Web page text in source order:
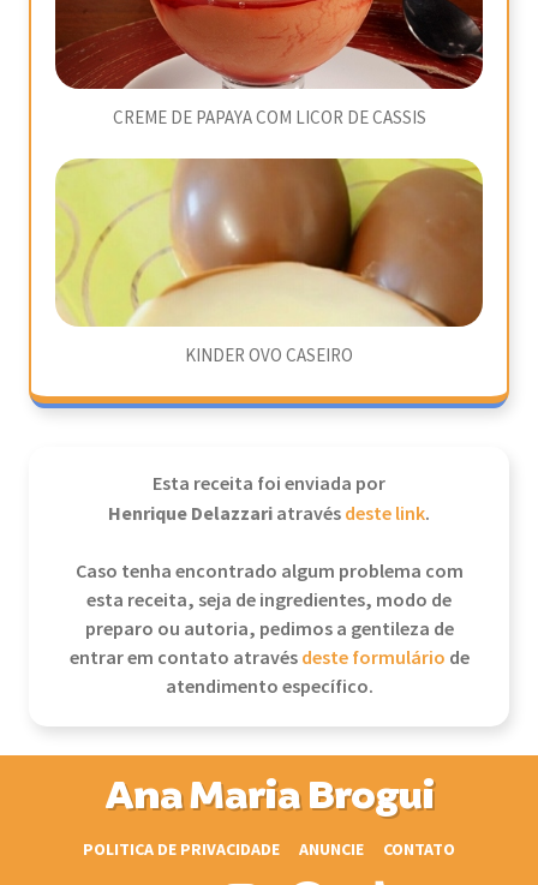
CREME DE PAPAYA COM LICOR DE CASSIS
KINDER OVO CASEIRO
Esta receita foi enviada por
Henrique Delazzariatravésdeste link.
Caso tenha encontrado algum problema com
esta receita, seja de ingredientes, modo de
preparo ou autoria, pedimos a gentileza de
entrar em contato atravésdeste formulário de
atendimento específico.
Ana Maria Brogui
POLITICA DE PRIVACIDADE ANUNCIE CONTATO